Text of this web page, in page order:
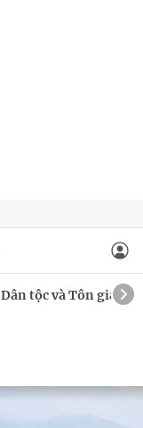
Dân tộc và Tôn giáo